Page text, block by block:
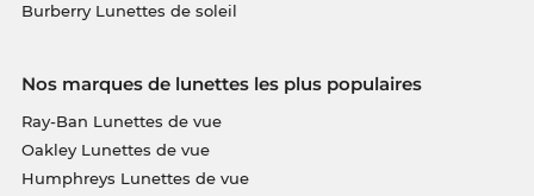
Burberry Lunettes de soleil
Nos marques de lunettes les plus populaires
Ray-Ban Lunettes de vue
Oakley Lunettes de vue
Humphreys Lunettes de vue